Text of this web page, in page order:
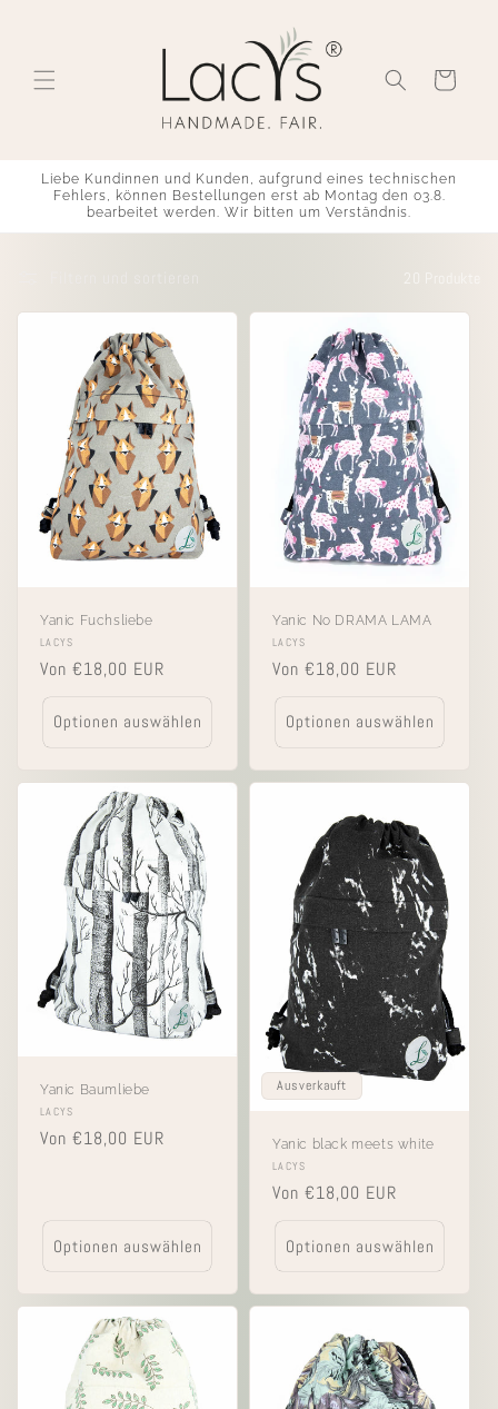
Warenkorb
Liebe Kundinnen und Kunden, aufgrund eines technischen
Fehlers, können Bestellungen erst ab Montag den 03.8.
bearbeitet werden. Wir bitten um Verständnis.
20 Produkte
Yanic Fuchsliebe
Anbieter:
LACYS
Normaler
Preis
Von €18,00 EUR
Optionen auswählen
Yanic No DRAMA LAMA
Anbieter:
LACYS
Normaler
Preis
Von €18,00 EUR
Optionen auswählen
Yanic Baumliebe
Anbieter:
LACYS
Normaler
Von €18,00 EUR
Optionen auswählen
Ausverkauft
Yanic black meets white
Anbieter:
LACYS
Normaler
Preis
Von €18,00 EUR
Optionen auswählen